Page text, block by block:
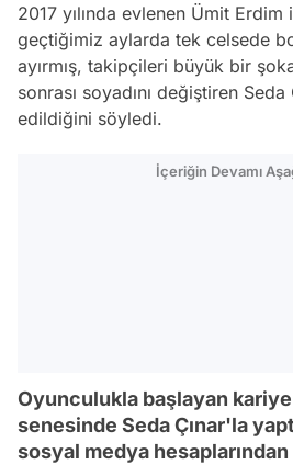
2017 yılında evlenen Ümit
geçtiğimiz aylarda tek celsede
ayırmış, takipçileri büyük bir
sonrası soyadını değiştiren Seda
edildiğini söyledi.
İçeriğin Devamı
Oyunculukla başlayan
senesinde Seda Çınar'la
sosyal medya hesaplarından